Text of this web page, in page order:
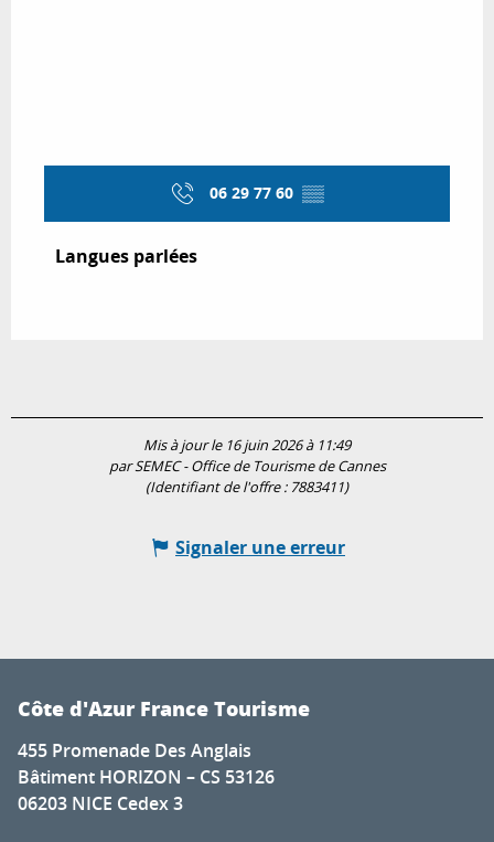
06 29 77 60 ▒▒
Langues parlées
Langues parlées
Mis à jour le 16 juin 2026 à 11:49
par SEMEC - Office de Tourisme de Cannes
(Identifiant de l'offre : 7883411)
Signaler une erreur
Côte d'Azur France Tourisme
455 Promenade Des Anglais
Bâtiment HORIZON – CS 53126
06203 NICE Cedex 3